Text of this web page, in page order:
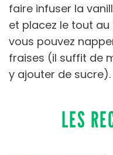
faire infuser la
et placez le tout au
vous pouvez
fraises (il suffit de
y ajouter de sucre).
LES